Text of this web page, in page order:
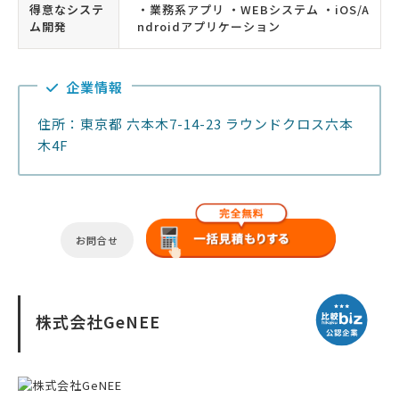
得意なシステ
ム開発
・業務系アプリ ・WEBシステム ・iOS/A
ndroidアプリケーション
企業情報
住所：東京都 六本木7-14-23 ラウンドクロス六本
木4F
お問合せ
株式会社GeNEE